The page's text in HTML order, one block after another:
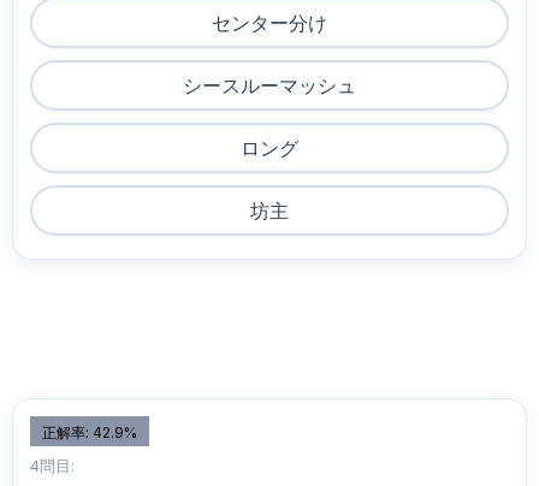
センター分け
シースルーマッシュ
ロング
坊主
正解率: 42.9%
4問目: